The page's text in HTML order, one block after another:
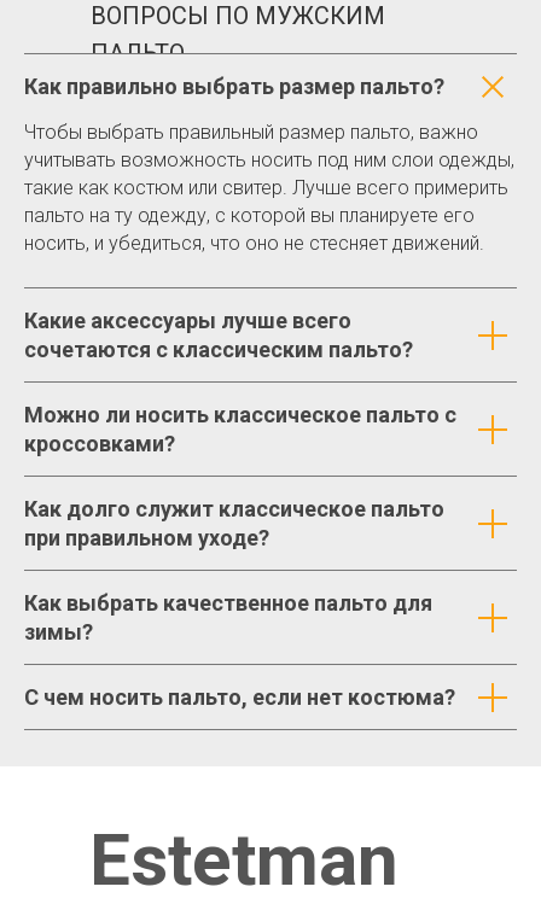
ВОПРОСЫ ПО МУЖСКИМ
ПАЛЬТО
Как правильно выбрать размер пальто?
Чтобы выбрать правильный размер пальто, важно
учитывать возможность носить под ним слои одежды,
такие как костюм или свитер. Лучше всего примерить
пальто на ту одежду, с которой вы планируете его
носить, и убедиться, что оно не стесняет движений.
Какие аксессуары лучше всего
сочетаются с классическим пальто?
Можно ли носить классическое пальто с
кроссовками?
Как долго служит классическое пальто
при правильном уходе?
Как выбрать качественное пальто для
зимы?
С чем носить пальто, если нет костюма?
Estetman